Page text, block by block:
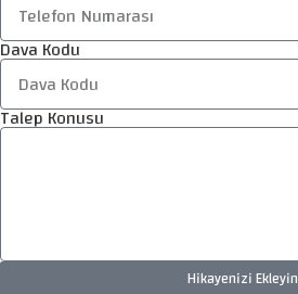
Dava Kodu
Talep Konusu
Hikayenizi Ekleyin